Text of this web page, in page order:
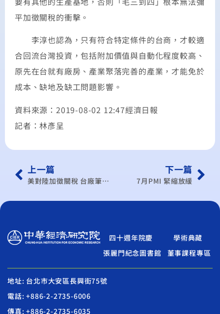
平加徵關稅的衝擊。
李淳也認為，只有符合特定條件的台商，才較適
合回流台灣投資，包括附加價值與自動化程度較高、
原先在台就有廠房、產業聚落完善的產業，才能免於
成本、缺地及缺工問題影響。
資料來源：2019-08-02 12:47經濟日報
記者：林彥呈
上一篇
美對陸加徵關稅 台廠筆電、手機衝擊最大
下一篇
7月PMI 緊縮放緩
四十週年院慶
學術典藏
張麗門紀念圖書館
董事課程專區
地址: 台北市大安區長興街75號
電話: +886-2-2735-6006
傳真: +886-2-2735-6035